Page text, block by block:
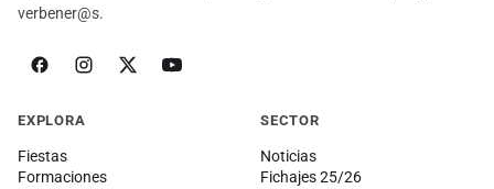
verbener@s.
EXPLORA
Fiestas
Formaciones
SECTOR
Noticias
Fichajes 25/26